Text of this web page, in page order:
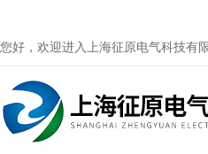
您好，欢迎进入上海征原电气科技有